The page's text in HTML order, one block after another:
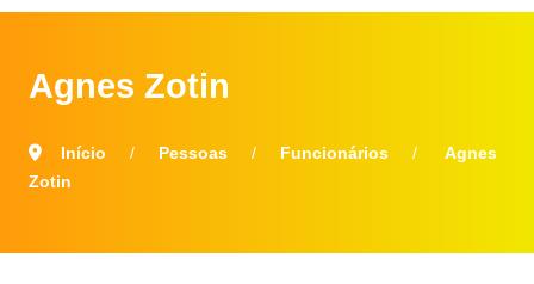
Agnes Zotin
Início Pessoas Funcionários
Agnes
Zotin